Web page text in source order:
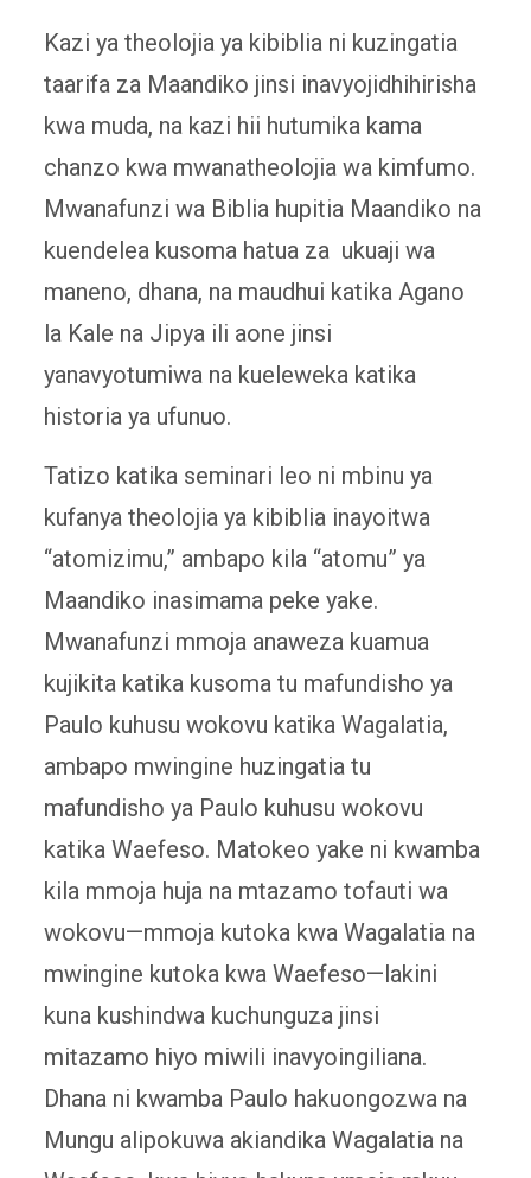
Kazi ya theolojia ya kibiblia ni kuzingatia
taarifa za Maandiko jinsi inavyojidhihirisha
kwa muda, na kazi hii hutumika kama
chanzo kwa mwanatheolojia wa kimfumo.
Mwanafunzi wa Biblia hupitia Maandiko na
kuendelea kusoma hatua za ukuaji wa
maneno, dhana, na maudhui katika Agano
la Kale na Jipya ili aone jinsi
yanavyotumiwa na kueleweka katika
historia ya ufunuo.
Tatizo katika seminari leo ni mbinu ya
kufanya theolojia ya kibiblia inayoitwa
“atomizimu,” ambapo kila “atomu” ya
Maandiko inasimama peke yake.
Mwanafunzi mmoja anaweza kuamua
kujikita katika kusoma tu mafundisho ya
Paulo kuhusu wokovu katika Wagalatia,
ambapo mwingine huzingatia tu
mafundisho ya Paulo kuhusu wokovu
katika Waefeso. Matokeo yake ni kwamba
kila mmoja huja na mtazamo tofauti wa
wokovu—mmoja kutoka kwa Wagalatia na
mwingine kutoka kwa Waefeso—lakini
kuna kushindwa kuchunguza jinsi
mitazamo hiyo miwili inavyoingiliana.
Dhana ni kwamba Paulo hakuongozwa na
Mungu alipokuwa akiandika Wagalatia na